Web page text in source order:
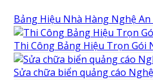
Bảng Hiệu Nhà Hàng Nghệ
Thi Công Bảng Hiệu Trọn Gói
Sửa chữa biển quảng cáo